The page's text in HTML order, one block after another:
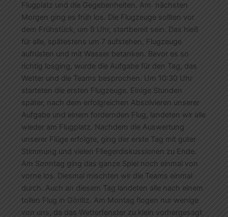
Flugplatz und die Gegebenheiten. Am nächsten
Morgen ging es früh los. Die Flugzeuge sollten vor
dem Frühstück, um 8 Uhr, startbereit sein. Das hieß
für alle, spätestens um 7 aufstehen, Flugzeuge
aufrüsten und mit Wasser betanken. Bevor es so
richtig losging, wurde die Aufgabe für den Tag, das
Wetter und die Teams besprochen. Um 10:30 Uhr
starteten die ersten Flugzeuge. Einige Stunden
später, nach dem erfolgreichen Absolvieren unserer
Aufgabe und einem fordernden Flug, landeten wir alle
wieder am Flugplatz. Nachdem die Auswertung
unserer Flüge erfolgte, ging der erste Tag mit guter
Stimmung und vielen Fliegerdiskussionen zu Ende.
Am Sonntag ging das ganze Spiel noch einmal von
vorne los. Diesmal mischten wir die Teams einmal
durch. Auch an diesem Tag landeten alle nach einem
tollen Flug in Görlitz. Am Montag flogen nur wenige
von uns, da das Wetterfenster zu klein vorhergesagt